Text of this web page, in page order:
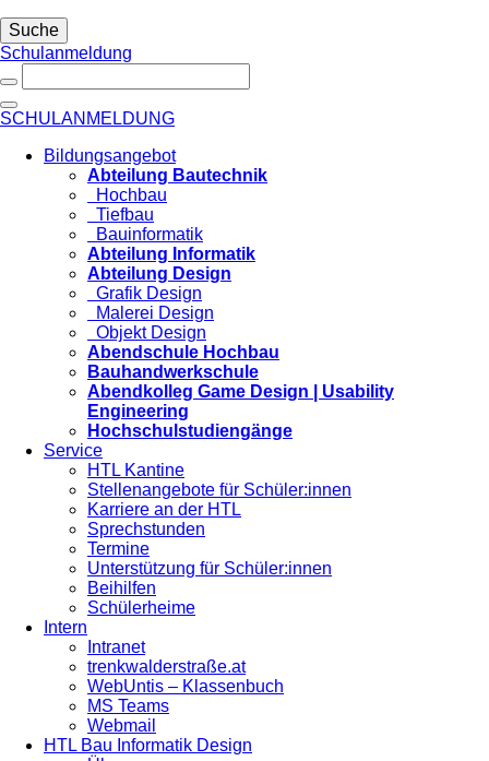
Suche
Schulanmeldung
SCHULANMELDUNG
Bildungsangebot
Abteilung Bautechnik
Hochbau
Tiefbau
Bauinformatik
Abteilung Informatik
Abteilung Design
Grafik Design
Malerei Design
Objekt Design
Abendschule Hochbau
Bauhandwerkschule
Abendkolleg Game Design | Usability
Engineering
Hochschulstudiengänge
Service
HTL Kantine
Stellenangebote für Schüler:innen
Karriere an der HTL
Sprechstunden
Termine
Unterstützung für Schüler:innen
Beihilfen
Schülerheime
Intern
Intranet
trenkwalderstraße.at
WebUntis – Klassenbuch
MS Teams
Webmail
HTL Bau Informatik Design